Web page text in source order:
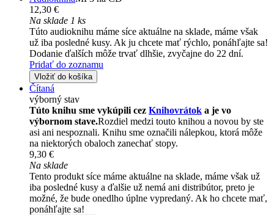
12,30 €
Na sklade 1 ks
Túto audioknihu máme síce aktuálne na sklade, máme však
už iba posledné kusy. Ak ju chcete mať rýchlo, ponáhľajte sa!
Dodanie ďalších môže trvať dlhšie, zvyčajne do 22 dní.
Pridať do zoznamu
Vložiť do košíka
Čítaná
výborný stav
Túto knihu sme vykúpili cez Knihovrátok a je vo
výbornom stave.Rozdiel medzi touto knihou a novou by ste
asi ani nespoznali. Knihu sme označili nálepkou, ktorá môže
na niektorých obaloch zanechať stopy.
9,30 €
Na sklade
Tento produkt síce máme aktuálne na sklade, máme však už
iba posledné kusy a ďalšie už nemá ani distribútor, preto je
možné, že bude onedlho úplne vypredaný. Ak ho chcete mať,
ponáhľajte sa!